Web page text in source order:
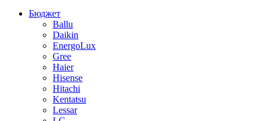
Бюджет
Ballu
Daikin
EnergoLux
Gree
Haier
Hisense
Hitachi
Kentatsu
Lessar